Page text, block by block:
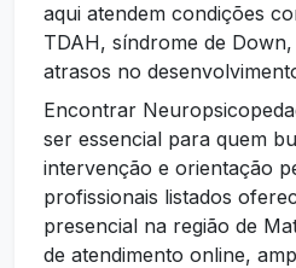
aqui atendem condições
TDAH, síndrome de
atrasos no
Encontrar
ser essencial para quem
intervenção e orientação
profissionais listados
presencial na região de
de atendimento online,